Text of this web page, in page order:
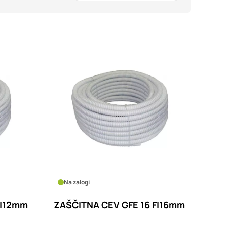
Na zalogi
ZAŠČITNA CEV GFE 16 FI16mm
delovanja
in
so združeni in
mesto.
na drugih spletnih
zavrnete